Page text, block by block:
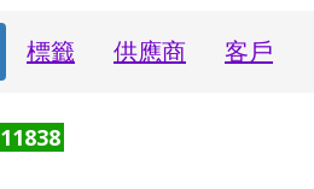
標籤 供應商 客戶
11838